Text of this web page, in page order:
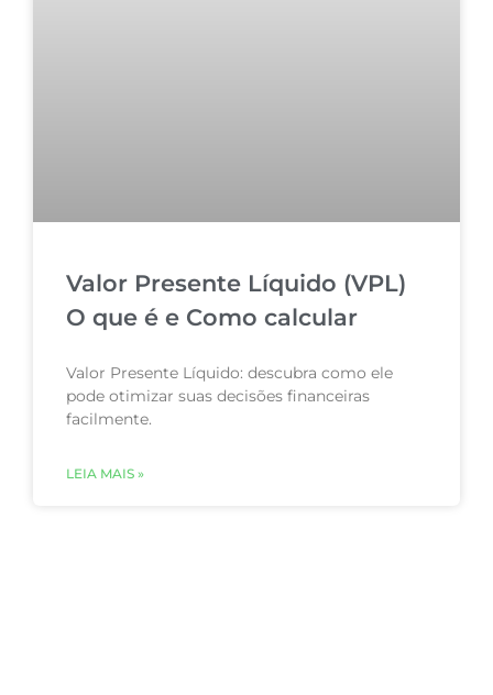
Valor Presente Líquido (VPL)
O que é e Como calcular
Valor Presente Líquido: descubra como ele
pode otimizar suas decisões financeiras
facilmente.
LEIA MAIS »